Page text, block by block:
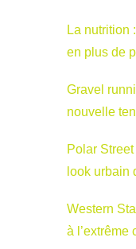
La nutrition
en plus de
Gravel
nouvelle
Polar
look urbain
Western
à l’extrême